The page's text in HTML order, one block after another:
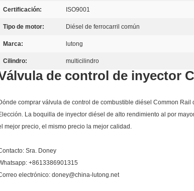
Certificación: ISO9001
Tipo de motor: Diésel de ferrocarril común
Marca: lutong
Cilindro: multicilindro
de control de inyector
comprar válvula de control de combustible diésel Common
La boquilla de inyector diésel de alto rendimiento al por
mejor precio, el mismo precio la mejor calidad.
Sra. Doney
+8613386901315
electrónico: doney@china-lutong.net